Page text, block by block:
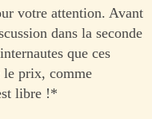
votre attention. Avant
dans la seconde
que ces
le prix, comme
libre !*